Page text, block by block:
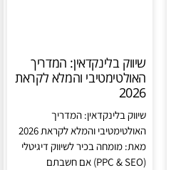
שיווק בלינקדאין: המדריך
האולטימטיבי והמלא לקראת
2026
שיווק בלינקדאין: המדריך
מאת: מומחה בכיר לשיווק דיגיטלי
(PPC & SEO) אם חשבתם